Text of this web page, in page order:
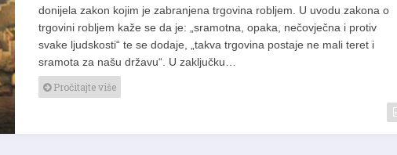
donijela zakon kojim je zabranjena trgovina robljem. U uvodu zakona o
trgovini robljem kaže se da je: „sramotna, opaka, nečovječna i protiv
svake ljudskosti“ te se dodaje, „takva trgovina postaje ne mali teret i
sramota za našu državu“. U zaključku…
Pročitajte više